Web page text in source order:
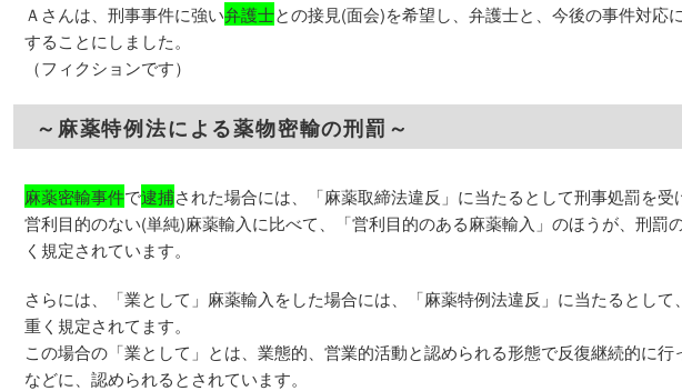
Ａさんは、刑事事件に強い弁護士との接見(面会)を希望し、弁護士と、今後の事件対応
することにしました。
（フィクションです）
～麻薬特例法による薬物密輸の刑罰～
麻薬密輸事件で逮捕された場合には、「麻薬取締法違反」に当たるとして刑事処罰を受
営利目的のない(単純)麻薬輸入に比べて、「営利目的のある麻薬輸入」のほうが、刑罰
く規定されています。
さらには、「業として」麻薬輸入をした場合には、「麻薬特例法違反」に当たるとして
重く規定されてます。
この場合の「業として」とは、業態的、営業的活動と認められる形態で反復継続的に行
などに、認められるとされています。